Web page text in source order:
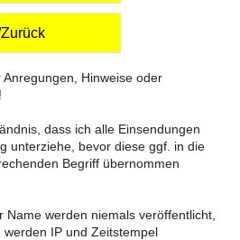
Hinweise oder
dass ich alle Einsendungen
unterziehe, bevor diese ggf. in die
Begriff übernommen
Name werden niemals veröffentlicht,
IP und Zeitstempel